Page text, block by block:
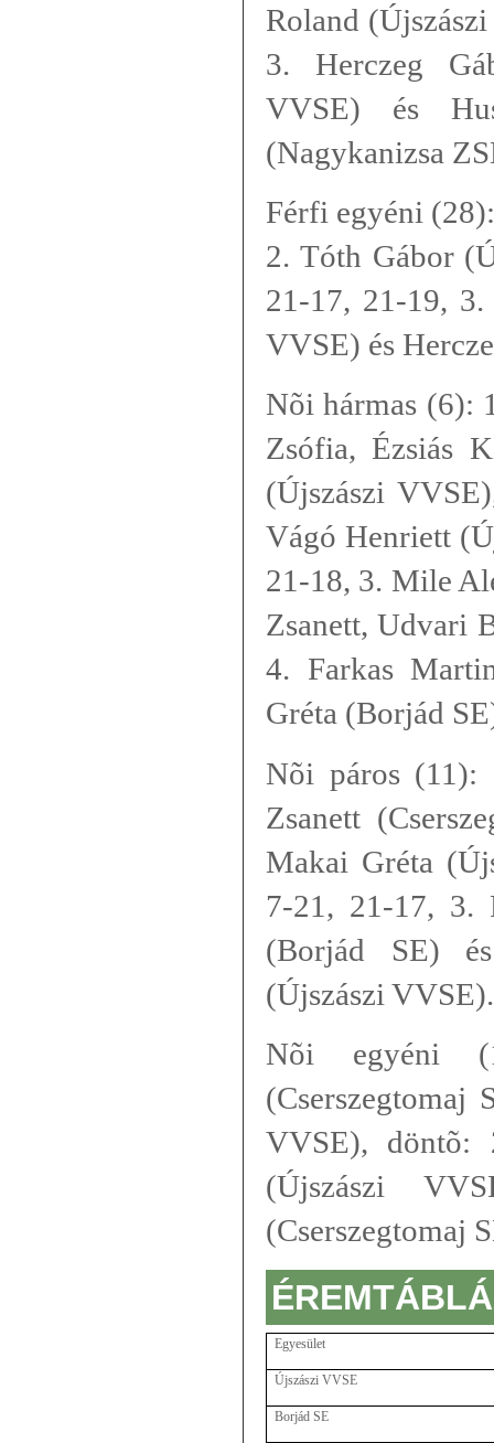
Roland
3. Herczeg
VVSE) és
(Nagykanizsa
Férfi egyéni
2. Tóth Gábor
21-17, 21-19, 3.
VVSE) és
Nõi hármas (6):
Zsófia, Ézsiás
(Újszászi
Vágó Henriett
21-18, 3. Mile
Zsanett, Udvari
4. Farkas
Gréta (Borjád
Nõi páros (11):
Zsanett
Makai Gréta
7-21, 21-17, 3.
(Borjád SE)
(Újszászi VVSE).
Nõi egyéni
(Cserszegtomaj
VVSE), döntõ:
(Újszászi
(Cserszegtomaj
Egyesület
Újszászi VVSE
Borjád SE